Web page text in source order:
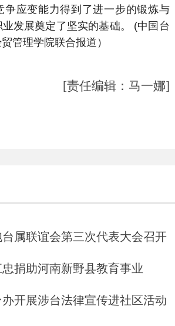
争应变能力得到了进一步的锻炼与
发展奠定了坚实的基础。 (中国台
管理学院联合报道）
[责任编辑：马一娜]
属联谊会第三次代表大会召开
捐助河南新野县教育事业
开展涉台法律宣传进社区活动